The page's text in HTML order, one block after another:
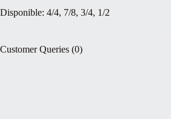
Disponible: 4/4, 7/8, 3/4, 1/2
Customer Queries (0)